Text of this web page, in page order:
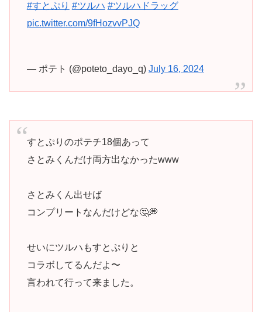
#すとぷり #ツルハ #ツルハドラッグ
pic.twitter.com/9fHozvvPJQ
— ポテト (@poteto_dayo_q) July 16, 2024
すとぷりのポテチ18個あって
さとみくんだけ両方出なかったwww
さとみくん出せば
コンプリートなんだけどな🤔💭
せいにツルハもすとぷりと
コラボしてるんだよ〜
言われて行って来ました。